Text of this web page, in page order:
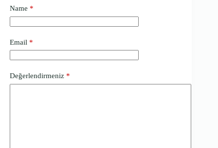
Name *
Email *
Değerlendirmeniz *